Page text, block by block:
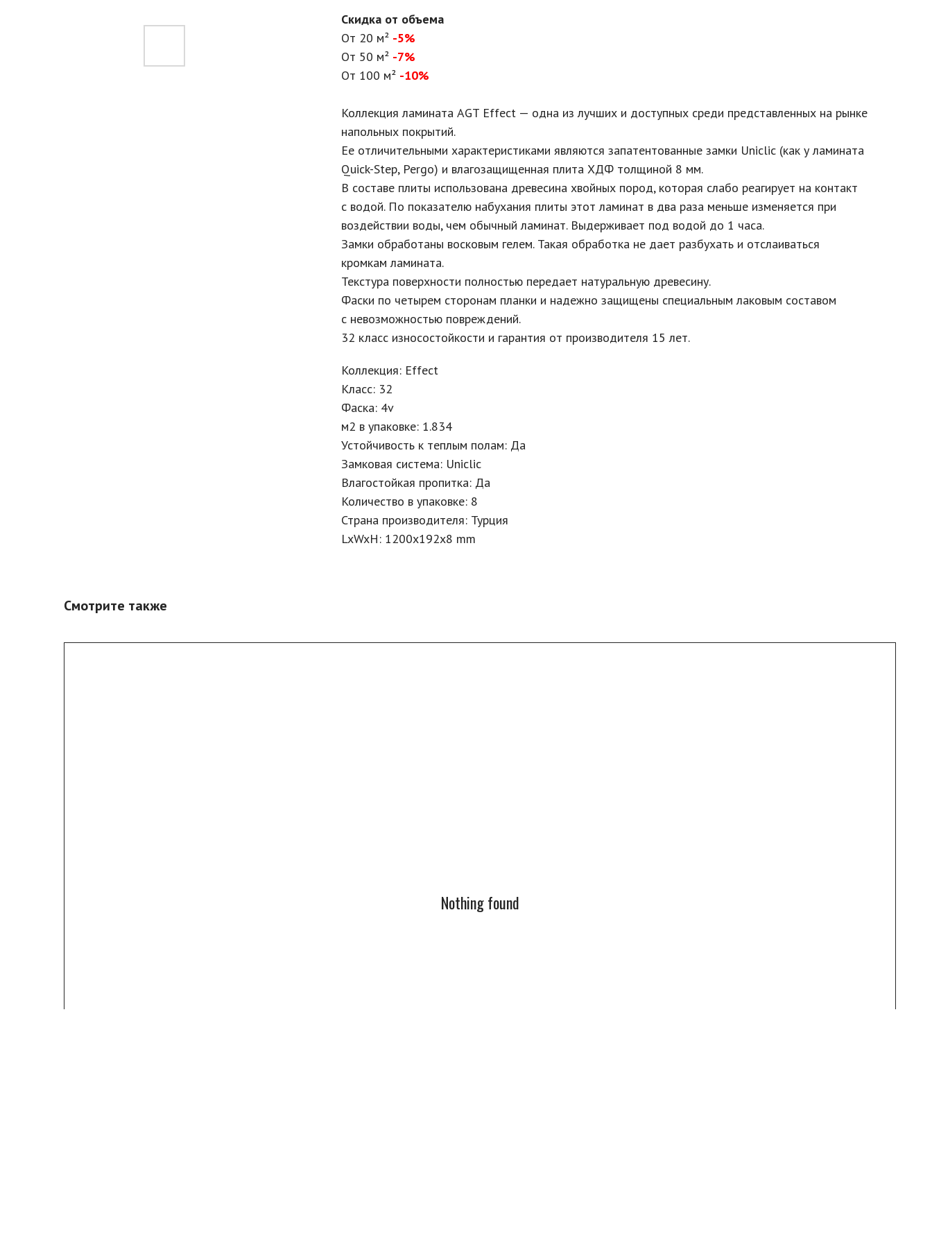
Скидка от объема
От 20 м² -5%
От 50 м² -7%
От 100 м² -10%
Коллекция ламината AGT Effect — одна из лучших и доступных среди представленных на рынке
напольных покрытий.
Ее отличительными характеристиками являются запатентованные замки Uniclic (как у ламината
Quick-Step, Pergo) и влагозащищенная плита ХДФ толщиной 8 мм.
В составе плиты использована древесина хвойных пород, которая слабо реагирует на контакт
с водой. По показателю набухания плиты этот ламинат в два раза меньше изменяется при
воздействии воды, чем обычный ламинат. Выдерживает под водой до 1 часа.
Замки обработаны восковым гелем. Такая обработка не дает разбухать и отслаиваться
кромкам ламината.
Текстура поверхности полностью передает натуральную древесину.
Фаски по четырем сторонам планки и надежно защищены специальным лаковым составом
с невозможностью повреждений.
32 класс износостойкости и гарантия от производителя 15 лет.
Коллекция: Effect
Класс: 32
Фаска: 4v
м2 в упаковке: 1.834
Устойчивость к теплым полам: Да
Замковая система: Uniclic
Влагостойкая пропитка: Да
Количество в упаковке: 8
Страна производителя: Турция
LxWxH: 1200x192x8 mm
Смотрите также
Nothing found